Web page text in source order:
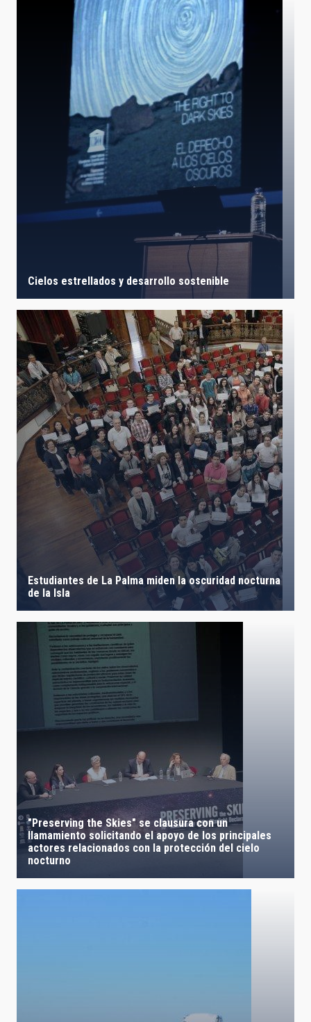
Cielos estrellados y desarrollo sostenible
Estudiantes de La Palma miden la oscuridad nocturna
de la Isla
"Preserving the Skies" se clausura con un
llamamiento solicitando el apoyo de los principales
actores relacionados con la protección del cielo
nocturno